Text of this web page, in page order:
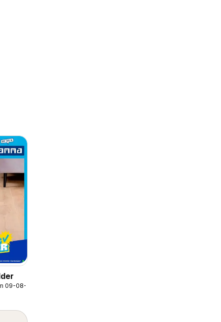
09-08-2026